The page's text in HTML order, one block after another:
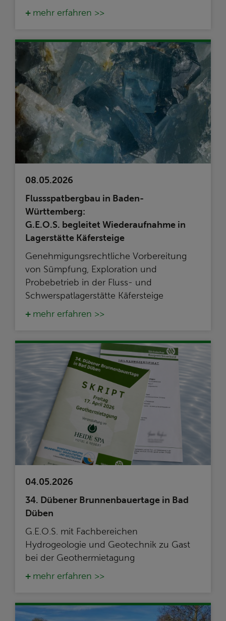
mehr erfahren >>
08.05.2026
Flussspatbergbau in Baden-
Württemberg:
G.E.O.S. begleitet Wiederaufnahme in
Lagerstätte Käfersteige
Genehmigungsrechtliche Vorbereitung
von Sümpfung, Exploration und
Probebetrieb in der Fluss- und
Schwerspatlagerstätte Käfersteige
mehr erfahren >>
04.05.2026
34. Dübener Brunnenbauertage in Bad
Düben
G.E.O.S. mit Fachbereichen
Hydrogeologie und Geotechnik zu Gast
bei der Geothermietagung
mehr erfahren >>